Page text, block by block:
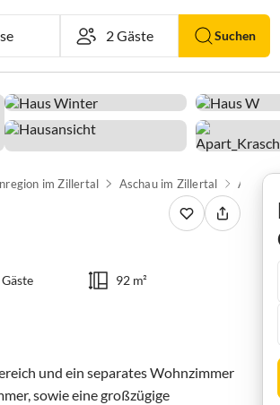
Suchen
im Zillertal Aschau im Zillertal
92 m²
und ein separates Wohnzimmer
sowie eine großzügige